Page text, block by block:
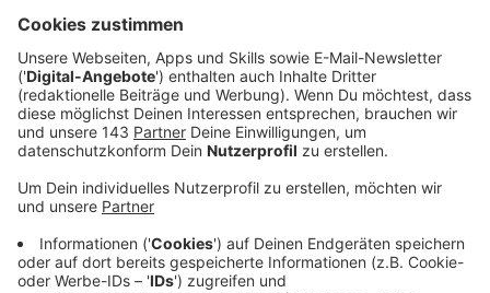
Draht ins Camp.
Veröffentlicht:Mittwoch, 24.01.2024 06:15
Anzeige